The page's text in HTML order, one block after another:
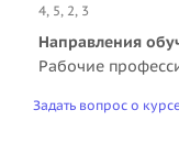
4, 5, 2, 3
Направления
Рабочие
Задать вопрос о